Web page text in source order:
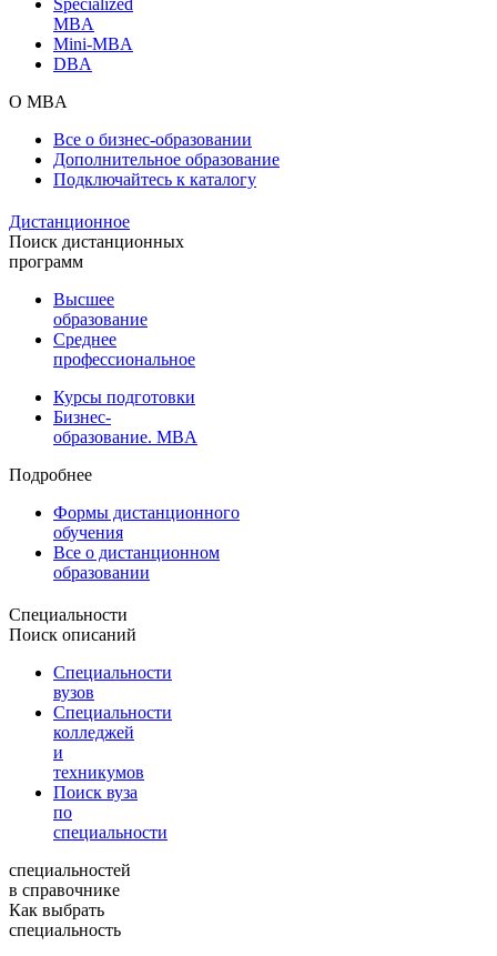
MBA
Mini-MBA
DBA
О MBA
Все о бизнес-образовании
Дополнительное образование
Подключайтесь к каталогу
Дистанционное
Поиск дистанционных
программ
Высшее
образование
Среднее
профессиональное
Курсы подготовки
Бизнес-
образование. MBA
Подробнее
Формы дистанционного
обучения
Все о дистанционном
образовании
Специальности
Поиск описаний
Специальности
вузов
Специальности
колледжей
и
техникумов
Поиск вуза
по
специальности
специальностей
в справочнике
Как выбрать
специальность